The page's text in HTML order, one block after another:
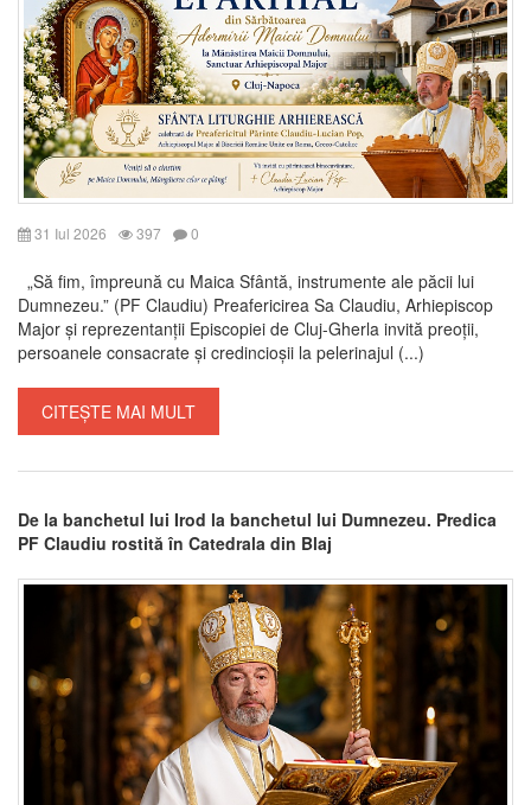
31 Iul 2026 397 0
„Să fim, împreună cu Maica Sfântă, instrumente ale păcii lui
Dumnezeu.” (PF Claudiu) Preafericirea Sa Claudiu, Arhiepiscop
Major și reprezentanții Episcopiei de Cluj-Gherla invită preoții,
persoanele consacrate și credincioșii la pelerinajul (...)
CITEȘTE MAI MULT
De la banchetul lui Irod la banchetul lui Dumnezeu. Predica
PF Claudiu rostită în Catedrala din Blaj